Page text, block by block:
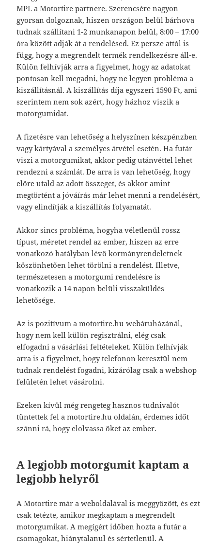
MPL a Motortire partnere. Szerencsére nagyon
gyorsan dolgoznak, hiszen országon belül bárhova
tudnak szállítani 1-2 munkanapon belül, 8:00 – 17:00
óra között adják át a rendelésed. Ez persze attól is
függ, hogy a megrendelt termék rendelkezésre áll-e.
Külön felhívják arra a figyelmet, hogy az adatokat
pontosan kell megadni, hogy ne legyen probléma a
kiszállításnál. A kiszállítás díja egyszeri 1590 Ft, ami
szerintem nem sok azért, hogy házhoz viszik a
motorgumidat.
A fizetésre van lehetőség a helyszínen készpénzben
vagy kártyával a személyes átvétel esetén. Ha futár
viszi a motorgumikat, akkor pedig utánvéttel lehet
rendezni a számlát. De arra is van lehetőség, hogy
előre utald az adott összeget, és akkor amint
megtörtént a jóváírás már lehet menni a rendelésért,
vagy elindítják a kiszállítás folyamatát.
Akkor sincs probléma, hogyha véletlenül rossz
típust, méretet rendel az ember, hiszen az erre
vonatkozó hatályban lévő kormányrendeletnek
köszönhetően lehet törölni a rendelést. Illetve,
természetesen a motorgumi rendelésre is
vonatkozik a 14 napon belüli visszaküldés
lehetősége.
Az is pozitívum a motortire.hu webáruházánál,
hogy nem kell külön regisztrálni, elég csak
elfogadni a vásárlási feltételeket. Külön felhívják
arra is a figyelmet, hogy telefonon keresztül nem
tudnak rendelést fogadni, kizárólag csak a webshop
felületén lehet vásárolni.
Ezeken kívül még rengeteg hasznos tudnivalót
tüntettek fel a motortire.hu oldalán, érdemes időt
szánni rá, hogy elolvassa őket az ember.
A legjobb motorgumit kaptam a
legjobb helyről
A Motortire már a weboldalával is meggyőzött, és ezt
csak tetézte, amikor megkaptam a megrendelt
motorgumikat. A megígért időben hozta a futár a
csomagokat, hiánytalanul és sértetlenül. A